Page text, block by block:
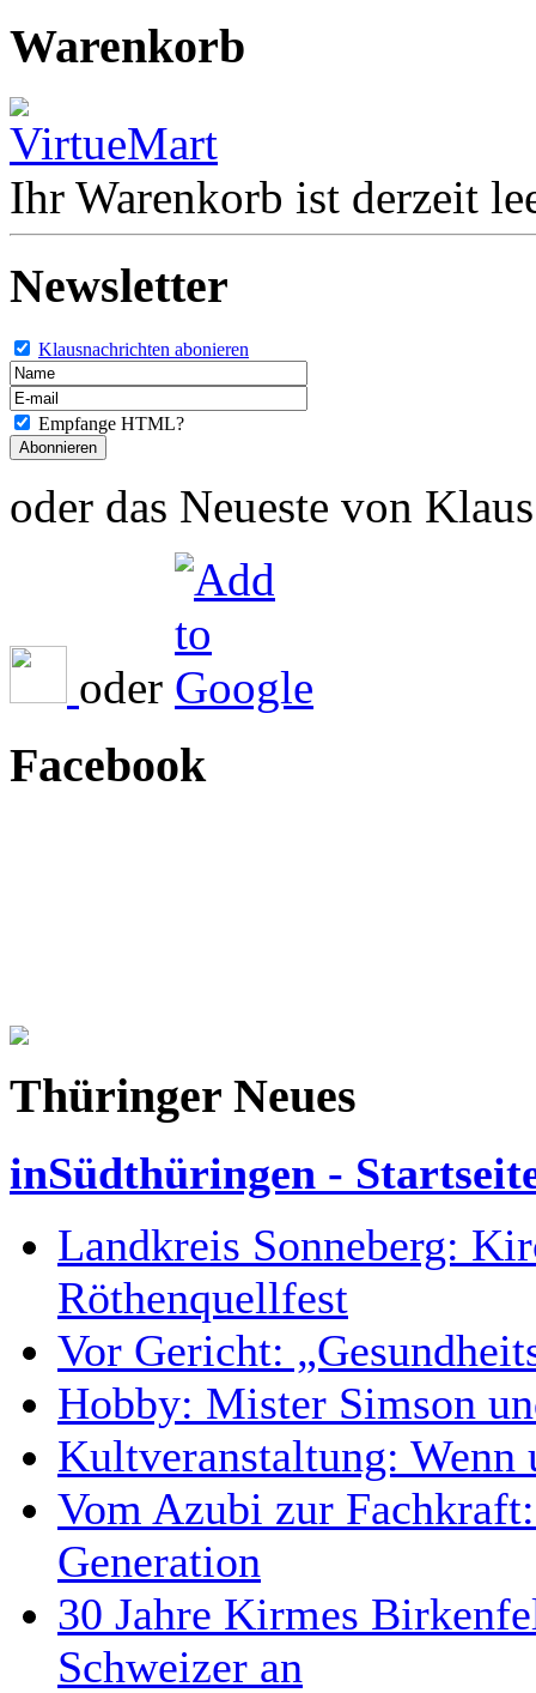
Warenkorb
Ihr Warenkorb ist derzeit
Newsletter
Klausnachrichten abonieren
Empfange HTML?
oder das Neueste von
oder
Facebook
Thüringer Neues
inSüdthüringen -
Landkreis Sonneberg:
Röthenquellfest
Vor Gericht:
Hobby: Mister Simson
Kultveranstaltung:
Vom Azubi zur
Generation
30 Jahre Kirmes
Schweizer an